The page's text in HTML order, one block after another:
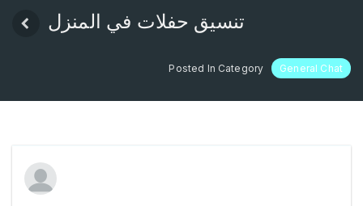
تنسيق حفلات في المنزل
Posted In Category General Chat